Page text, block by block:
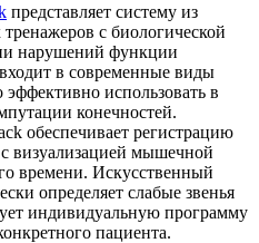
представляет систему из
с биологической
нарушений функции
в современные виды
использовать в
конечностей.
обеспечивает регистрацию
визуализацией мышечной
времени. Искусственный
определяет слабые звенья
индивидуальную программу
пациента.